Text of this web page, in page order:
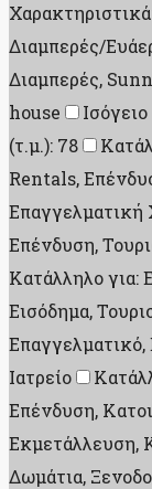
Διαμπερές/
Διαμπερές,
house
(τ.μ.): 78
Rentals,
Επαγγελματική
Επένδυση,
Κατάλληλο για:
Εισόδημα,
Ιατρείο
Επένδυση,
Εκμετάλλευση,
Δωμάτια,